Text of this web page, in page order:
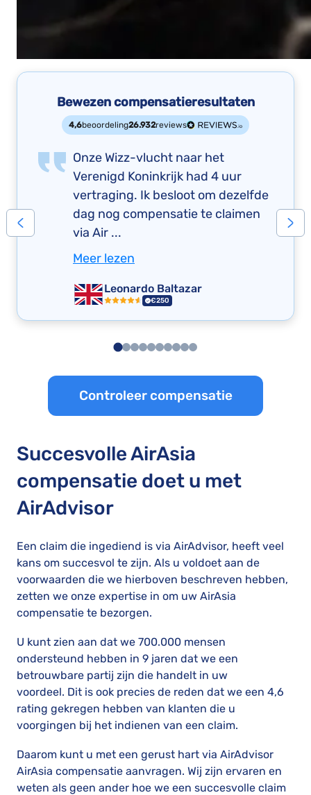
Bewezen compensatieresultaten
4,6beoordeling26.932reviews
Onze Wizz-vlucht naar het
Verenigd Koninkrijk had 4 uur
vertraging. Ik besloot om dezelfde
dag nog compensatie te claimen
via Air ...
Meer lezen
Leonardo Baltazar
€250
Controleer compensatie
Succesvolle AirAsia
compensatie doet u met
AirAdvisor
Een claim die ingediend is via AirAdvisor, heeft veel
kans om succesvol te zijn. Als u voldoet aan de
voorwaarden die we hierboven beschreven hebben,
zetten we onze expertise in om uw AirAsia
compensatie te bezorgen.
U kunt zien aan dat we 700.000 mensen
ondersteund hebben in 9 jaren dat we een
betrouwbare partij zijn die handelt in uw
voordeel. Dit is ook precies de reden dat we een 4,6
rating gekregen hebben van klanten die u
voorgingen bij het indienen van een claim.
Daarom kunt u met een gerust hart via AirAdvisor
AirAsia compensatie aanvragen. Wij zijn ervaren en
weten als geen ander hoe we een succesvolle claim